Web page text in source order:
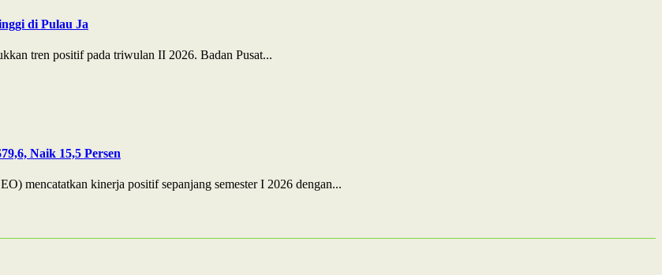
di Pulau Ja
tren positif pada triwulan II 2026. Badan Pusat...
Naik 15,5 Persen
mencatatkan kinerja positif sepanjang semester I 2026 dengan...